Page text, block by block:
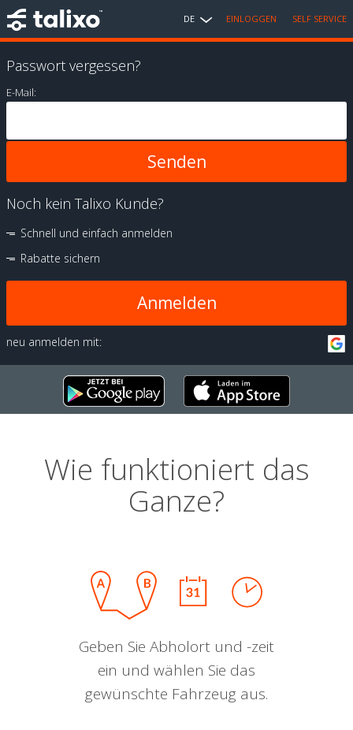
DE EINLOGGEN SELF SERVICE
Passwort vergessen?
E-Mail:
Noch kein Talixo Kunde?
Schnell und einfach anmelden
Rabatte sichern
Anmelden
neu anmelden mit:
Wie funktioniert das
Ganze?
Geben Sie Abholort und -zeit
ein und wählen Sie das
gewünschte Fahrzeug aus.